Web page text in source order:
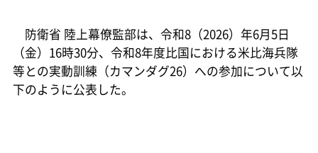
防衛省 陸上幕僚監部は、令和8（2026）年6月5日
（金）16時30分、令和8年度比国における米比海兵隊
等との実動訓練（カマンダグ26）への参加について以
下のように公表した。